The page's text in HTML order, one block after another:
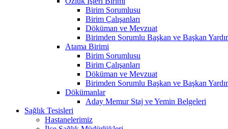
Birim Sorumlusu
Birim Çalışanları
Döküman ve Mevzuat
Birimden Sorumlu Başkan ve Başkan
Atama Birimi
Birim Sorumlusu
Birim Çalışanları
Döküman ve Mevzuat
Birimden Sorumlu Başkan ve Başkan
Dökümanlar
Aday Memur Staj ve Yemin Belgeleri
Sağlık Tesisleri
Hastanelerimiz